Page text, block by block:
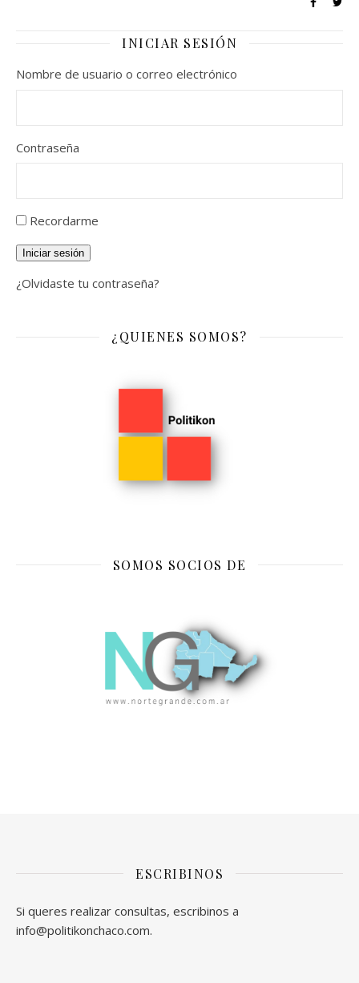
INICIAR SESIÓN
Nombre de usuario o correo electrónico
Contraseña
Recordarme
Iniciar sesión
¿Olvidaste tu contraseña?
¿QUIENES SOMOS?
SOMOS SOCIOS DE
ESCRIBINOS
Si queres realizar consultas, escribinos a
info@politikonchaco.com.